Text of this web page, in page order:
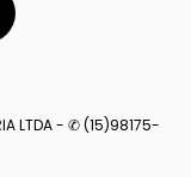
LTDA - ✆ (15)98175-